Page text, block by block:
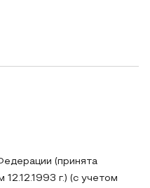
(принята
г.) (с учетом